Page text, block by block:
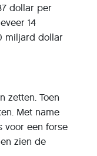
dollar per
14
miljard dollar
zetten. Toen
Met name
voor een forse
zien de